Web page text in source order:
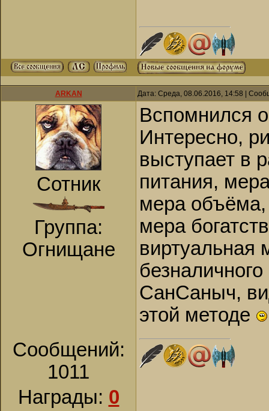
ARKAN Дата: Среда, 08.06.2016, 14:58 |
Сотник
Группа:
Огнищане
Сообщений:
1011
Награды: 0
Вспомнился
Интересно,
выступает в
питания,
мера
мера
виртуальная
СанСаныч,
этой методе